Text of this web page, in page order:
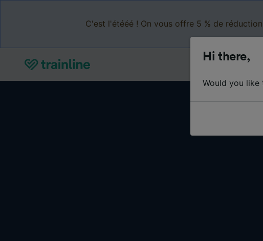
C'est l'étééé ! On vous offre 5 % de
Hi there,
Would you like